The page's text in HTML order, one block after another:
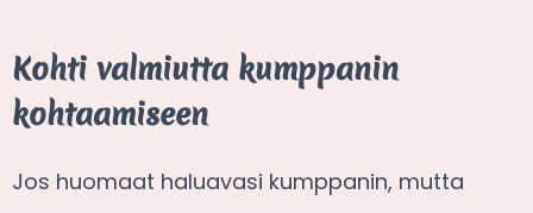
Kohti valmiutta kumppanin
kohtaamiseen
Jos huomaat haluavasi kumppanin, mutta